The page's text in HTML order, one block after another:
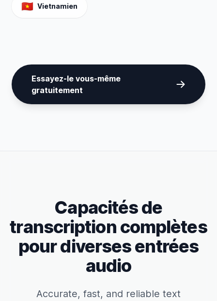
🇻🇳 Vietnamien
Essayez-le vous-même
gratuitement
Capacités de
transcription complètes
pour diverses entrées
audio
Accurate, fast, and reliable text